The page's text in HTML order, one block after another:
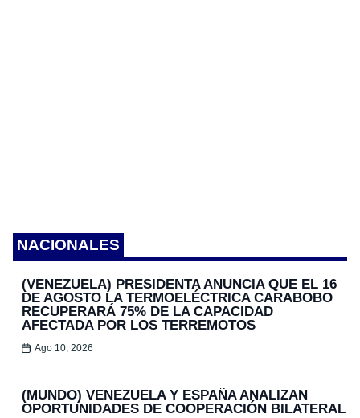
NACIONALES
(VENEZUELA) PRESIDENTA ANUNCIA QUE EL 16
DE AGOSTO LA TERMOELÉCTRICA CARABOBO
RECUPERARÁ 75% DE LA CAPACIDAD
AFECTADA POR LOS TERREMOTOS
Ago 10, 2026
(MUNDO) VENEZUELA Y ESPAÑA ANALIZAN
OPORTUNIDADES DE COOPERACIÓN BILATERAL